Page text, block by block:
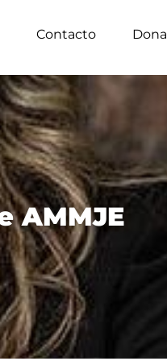
Contacto Dona
AMMJE